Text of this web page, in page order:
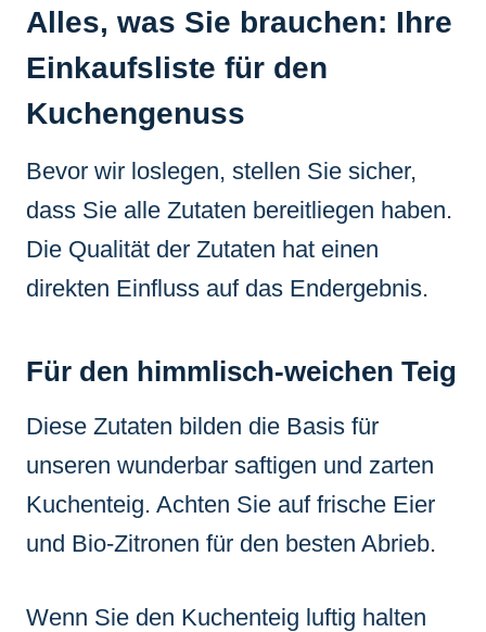
Alles, was Sie brauchen: Ihre
Einkaufsliste für den
Kuchengenuss
Bevor wir loslegen, stellen Sie sicher,
dass Sie alle Zutaten bereitliegen haben.
Die Qualität der Zutaten hat einen
direkten Einfluss auf das Endergebnis.
Für den himmlisch-weichen Teig
Diese Zutaten bilden die Basis für
unseren wunderbar saftigen und zarten
Kuchenteig. Achten Sie auf frische Eier
und Bio-Zitronen für den besten Abrieb.
Wenn Sie den Kuchenteig luftig halten